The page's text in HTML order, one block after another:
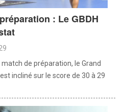
: Le GBDH
de préparation, le Grand
incliné sur le score de 30 à 29